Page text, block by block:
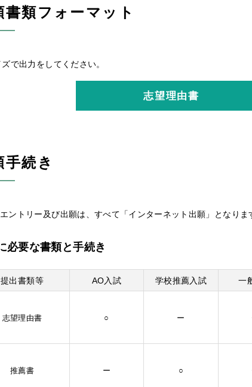
書類フォーマット
で出力をしてください。
志望理由書
手続き
ントリー及び出願は、すべて「インターネット出願」となりま
必要な書類と手続き
提出書類等 AO入試 学校推薦入試 一
志望理由書 ○ ー
推薦書 ー ○